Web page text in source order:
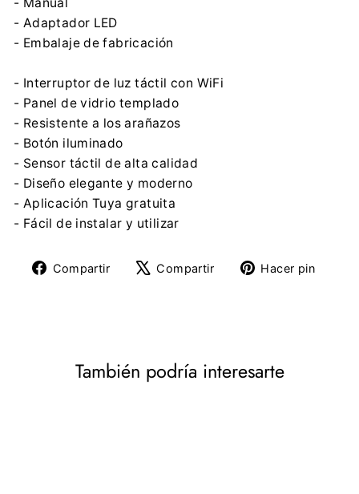
- Adaptador LED
- Embalaje de fabricación
- Interruptor de luz táctil con WiFi
- Panel de vidrio templado
- Resistente a los arañazos
- Botón iluminado
- Sensor táctil de alta calidad
- Diseño elegante y moderno
- Aplicación Tuya gratuita
- Fácil de instalar y utilizar
Compartir
CompartirCompartir
TuitearHacer pin
También podría interesarte